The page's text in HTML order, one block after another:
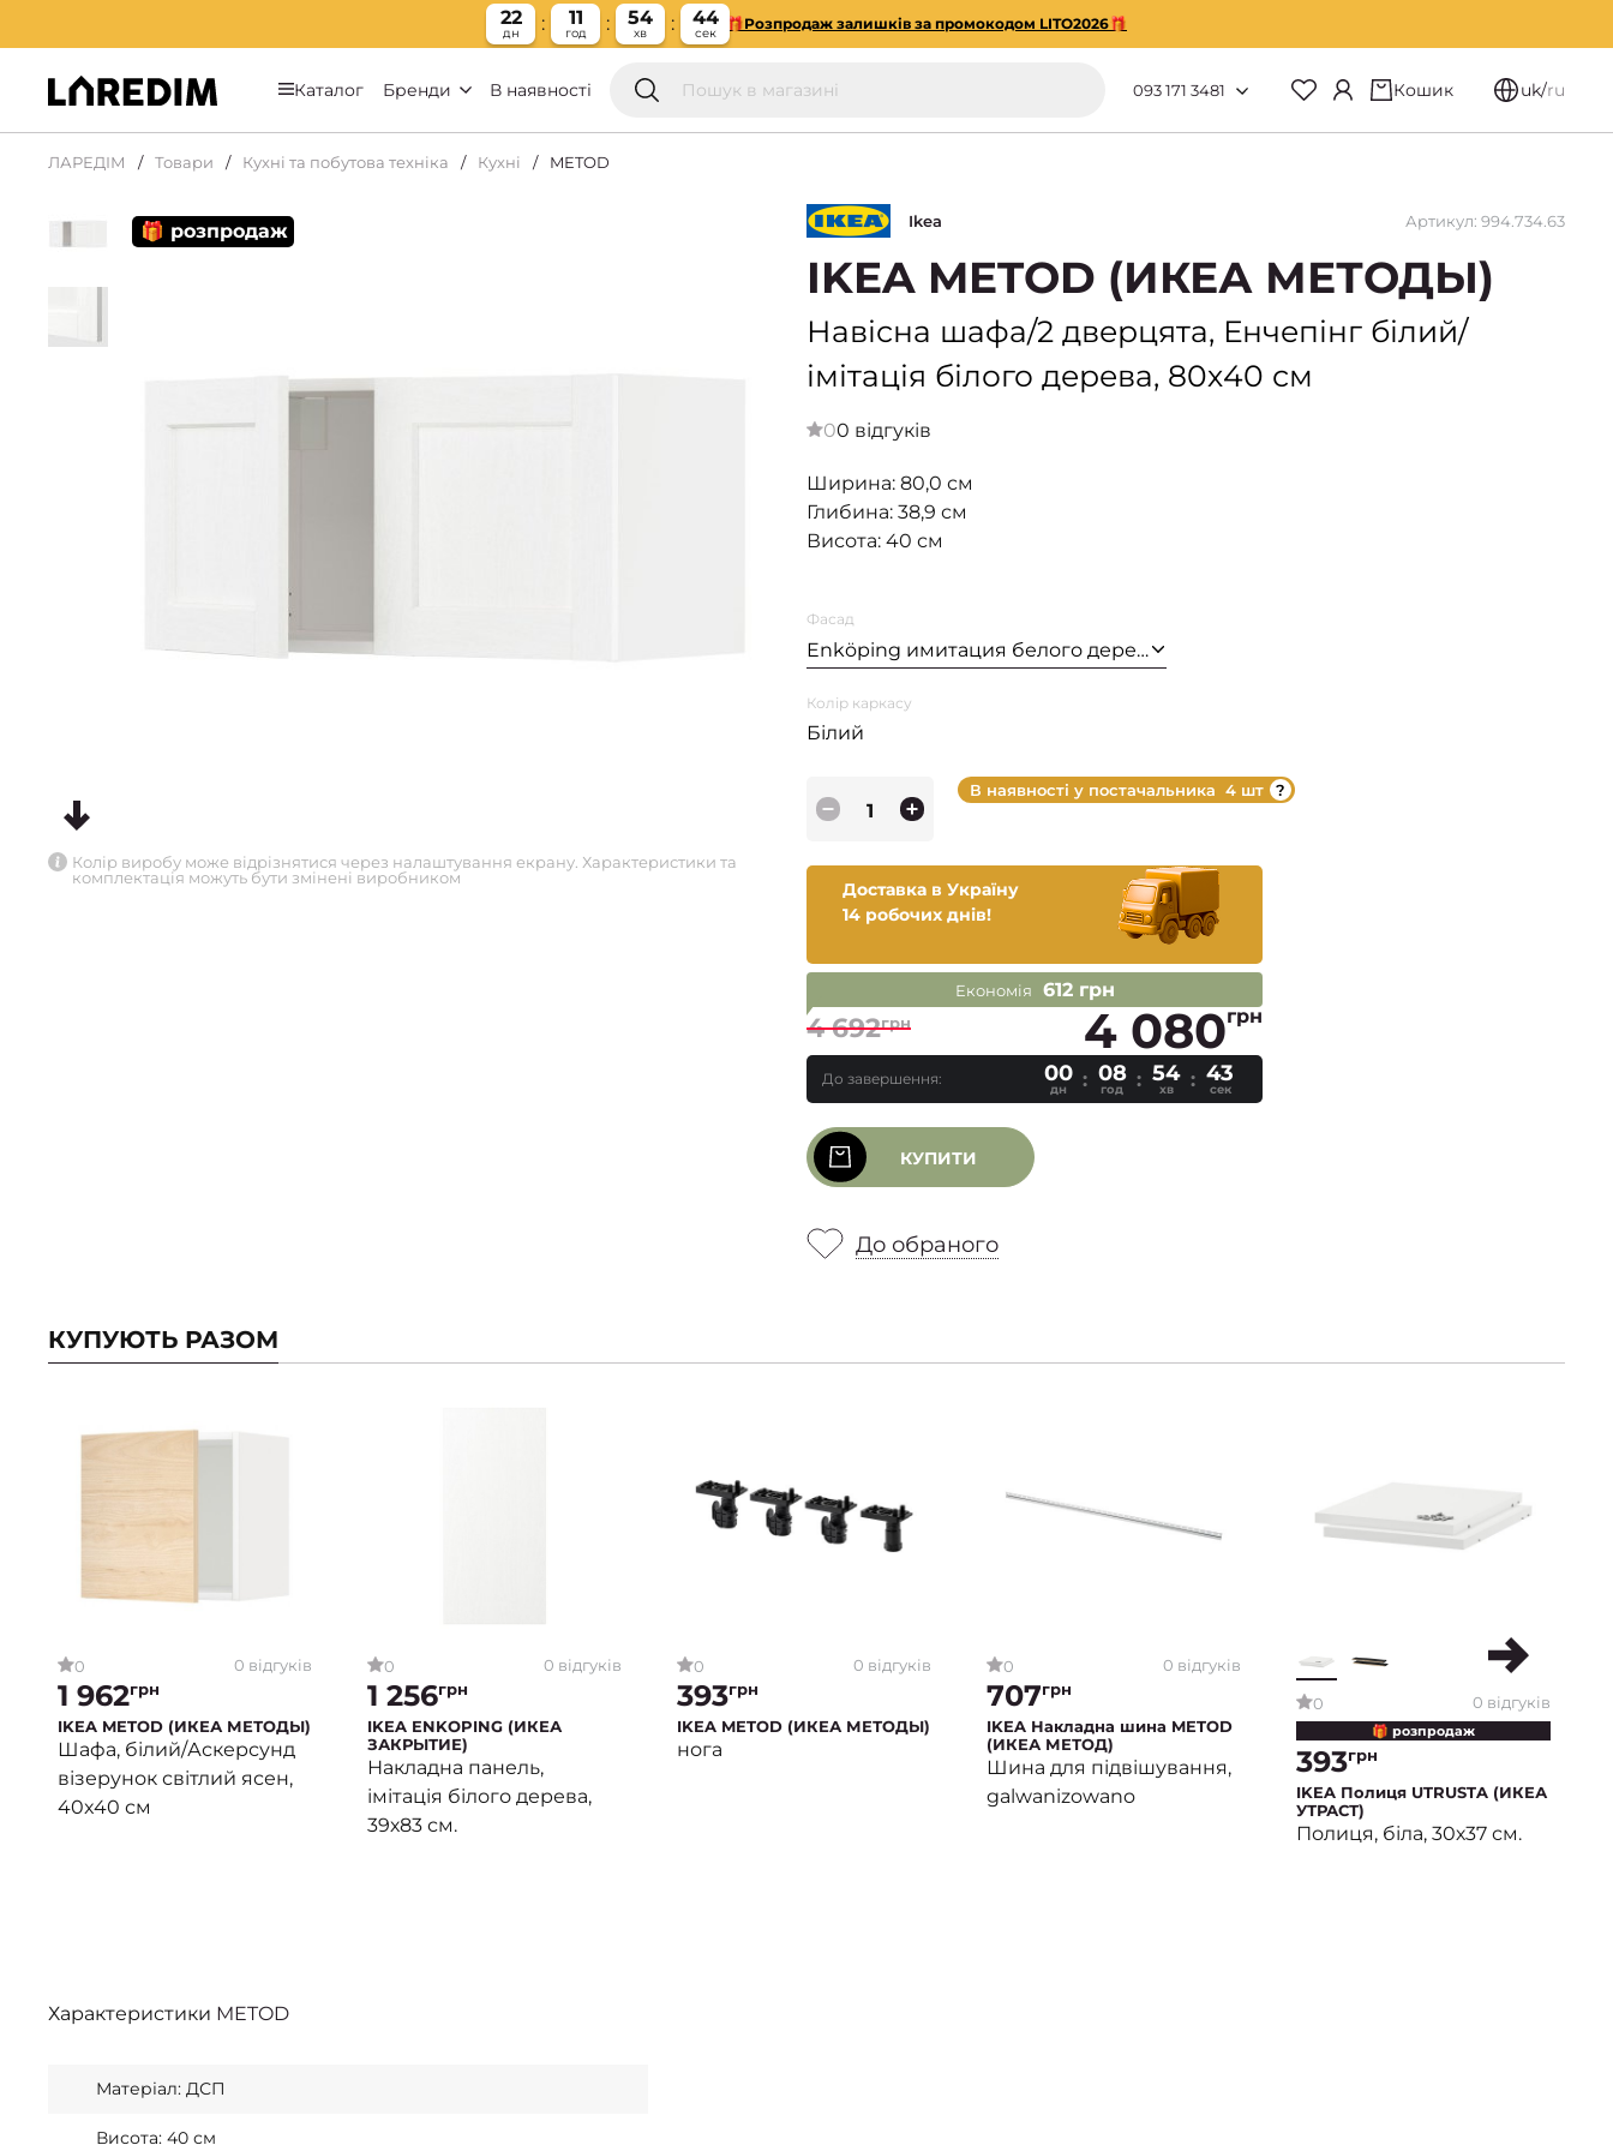
22
дн
11
год
54
хв
43
сек
🎁Розпродаж залишків за промокодом LITO2026🎁
Каталог Бренди В наявності 093 171 3481 Кошик uk/ru
ЛАРЕДІМ Товари Кухні та побутова техніка Кухні METOD
🎁 розпродаж
Колір виробу може відрізнятися через налаштування екрану. Характеристики та
комплектація можуть бути змінені виробником
Ikea Артикул: 994.734.63
IKEA METOD (ИКЕА МЕТОДЫ)
Навісна шафа/2 дверцята, Енчепінг білий/
імітація білого дерева, 80х40 см
00 відгуків
Ширина: 80,0 см
Глибина: 38,9 см
Висота: 40 см
Фасад
Enköping имитация белого дерева
Колір каркасу
Білий
В наявності у постачальника 4 шт
Доставка в Україну
14 робочих днів!
Економія 612 грн
4 692грн 4 080грн
До завершення: 00
дн
08
год
54
хв
42
сек
КУПИТИ
До обраного
КУПУЮТЬ РАЗОМ
0 0 відгуків
1 962грн
IKEA METOD (ИКЕА МЕТОДЫ)
Шафа, білий/Аскерсунд
візерунок світлий ясен,
40x40 см
0 0 відгуків
1 256грн
IKEA ENKOPING (ИКЕА
ЗАКРЫТИЕ)
Накладна панель,
імітація білого дерева,
39х83 см.
0 0 відгуків
393грн
IKEA METOD (ИКЕА МЕТОДЫ)
нога
0 0 відгуків
707грн
IKEA Накладна шина METOD
(ИКЕА МЕТОД)
Шина для підвішування,
galwanizowano
0 0 відгуків
🎁 розпродаж
393грн
IKEA Полиця UTRUSTA (ИКЕА
УТРАСТ)
Полиця, біла, 30х37 см.
Характеристики METOD
Матеріал: ДСП
Висота: 40 см